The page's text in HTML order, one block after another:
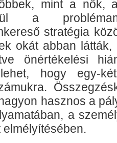
mint a nők,
a
stratégia
okát abban
önértékelési
hogy egy-
hasznos a
a